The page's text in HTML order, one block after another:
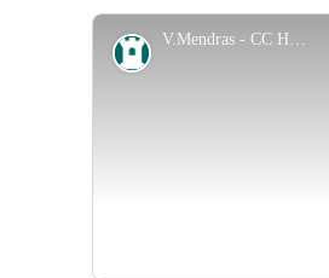
Voir
V.Mendras - CC HCC
Patrimoine